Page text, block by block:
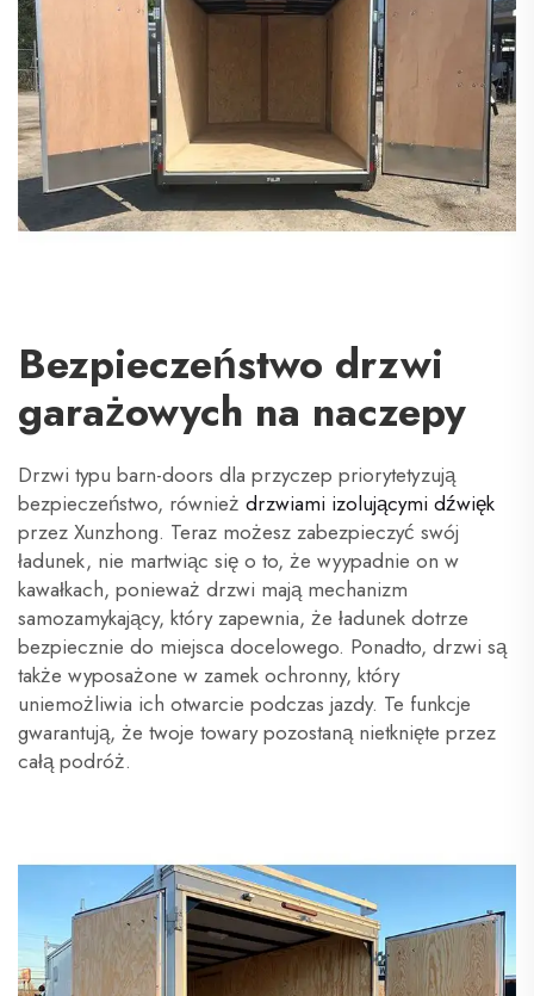
Bezpieczeństwo drzwi
garażowych na naczepy
Drzwi typu barn-doors dla przyczep priorytetyzują
bezpieczeństwo, również drzwiami izolującymi dźwięk
przez Xunzhong. Teraz możesz zabezpieczyć swój
ładunek, nie martwiąc się o to, że wyypadnie on w
kawałkach, ponieważ drzwi mają mechanizm
samozamykający, który zapewnia, że ładunek dotrze
bezpiecznie do miejsca docelowego. Ponadto, drzwi są
także wyposażone w zamek ochronny, który
uniemożliwia ich otwarcie podczas jazdy. Te funkcje
gwarantują, że twoje towary pozostaną nietknięte przez
całą podróż.